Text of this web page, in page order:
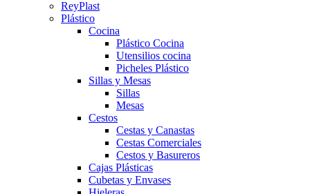
ReyPlast
Plástico
Cocina
Plástico Cocina
Utensilios cocina
Picheles Plástico
Sillas y Mesas
Sillas
Mesas
Cestos
Cestas y Canastas
Cestas Comerciales
Cestos y Basureros
Cajas Plásticas
Cubetas y Envases